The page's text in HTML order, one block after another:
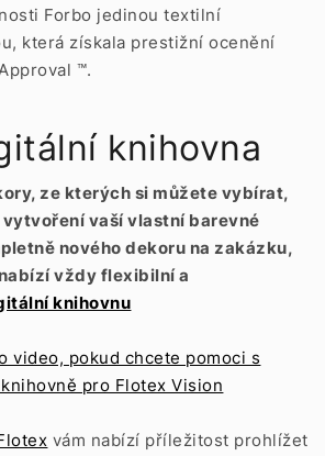
Forbo jedinou textilní
která získala prestižní ocenění
™.
knihovna
ze kterých si můžete vybírat,
vaší vlastní barevné
nového dekoru na zakázku,
vždy flexibilní a
knihovnu
video, pokud chcete pomoci s
pro Flotex Vision
vám nabízí příležitost prohlížet